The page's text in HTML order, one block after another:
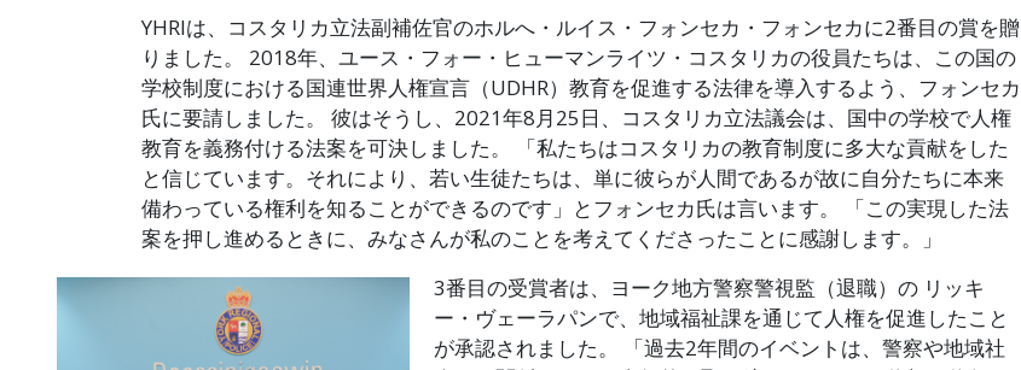
YHRIは、コスタリカ立法副補佐官のホルへ・ルイス・フォンセカ・フォンセカに2番目の賞を贈
りました。 2018年、ユース・フォー・ヒューマンライツ・コスタリカの役員たちは、この国の
学校制度における国連世界人権宣言（UDHR）教育を促進する法律を導入するよう、フォンセカ
氏に要請しました。 彼はそうし、2021年8月25日、コスタリカ立法議会は、国中の学校で人権
教育を義務付ける法案を可決しました。 「私たちはコスタリカの教育制度に多大な貢献をした
と信じています。それにより、若い生徒たちは、単に彼らが人間であるが故に自分たちに本来
備わっている権利を知ることができるのです」とフォンセカ氏は言います。 「この実現した法
案を押し進めるときに、みなさんが私のことを考えてくださったことに感謝します。」
3番目の受賞者は、ヨーク地方警察警視監（退職）の リッキ
ー・ヴェーラパンで、地域福祉課を通じて人権を促進したこと
が承認されました。 「過去2年間のイベントは、警察や地域社